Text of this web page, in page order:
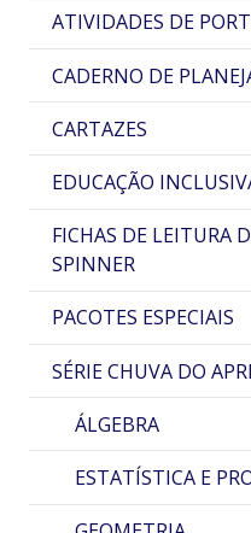
ATIVIDADES DE
CADERNO DE
CARTAZES
EDUCAÇÃO
FICHAS DE LEITURA
SPINNER
PACOTES ESPECIAIS
SÉRIE CHUVA DO
ÁLGEBRA
ESTATÍSTICA E